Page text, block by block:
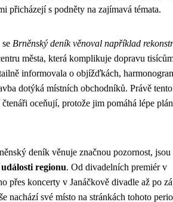
přicházejí s podněty na zajímavá témata.
Brněnský deník věnoval například
města, která komplikuje dopravu
informovala o objížďkách,
dotýká místních obchodníků. Právě
oceňují, protože jim pomáhá lépe
deník věnuje značnou pozornost, jsou
regionu. Od divadelních premiér v
přes koncerty v Janáčkově divadle až po
nachází své místo na stránkách tohoto